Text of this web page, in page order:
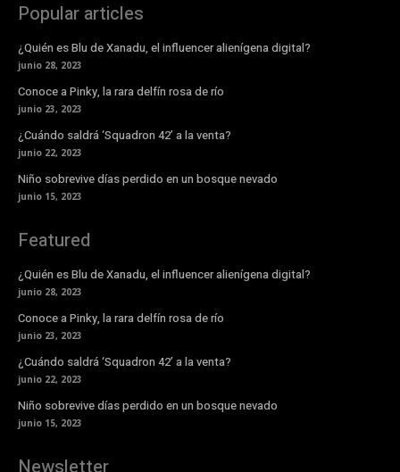
Popular articles
¿Quién es Blu de Xanadu, el influencer alienígena digital?
junio 28, 2023
Conoce a Pinky, la rara delfín rosa de río
junio 23, 2023
¿Cuándo saldrá ‘Squadron 42’ a la venta?
junio 22, 2023
Niño sobrevive días perdido en un bosque nevado
junio 15, 2023
Featured
¿Quién es Blu de Xanadu, el influencer alienígena digital?
junio 28, 2023
Conoce a Pinky, la rara delfín rosa de río
junio 23, 2023
¿Cuándo saldrá ‘Squadron 42’ a la venta?
junio 22, 2023
Niño sobrevive días perdido en un bosque nevado
junio 15, 2023